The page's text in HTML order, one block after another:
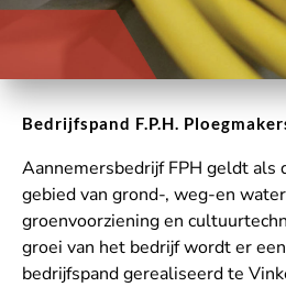
Bedrijfspand F.P.H.
Aannemersbedrijf FPH geldt als
gebied van grond-, weg-en
groenvoorziening en
groei van het bedrijf wordt er
bedrijfspand gerealiseerd te